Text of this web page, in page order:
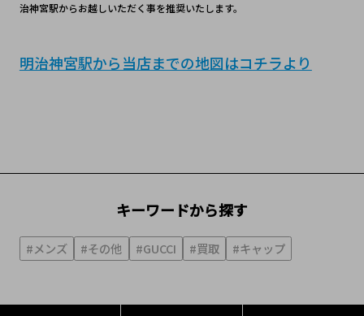
治神宮駅からお越しいただく事を推奨いたします。
明治神宮駅から当店までの地図はコチラより
キーワードから探す
#メンズ #その他 #GUCCI #買取 #キャップ